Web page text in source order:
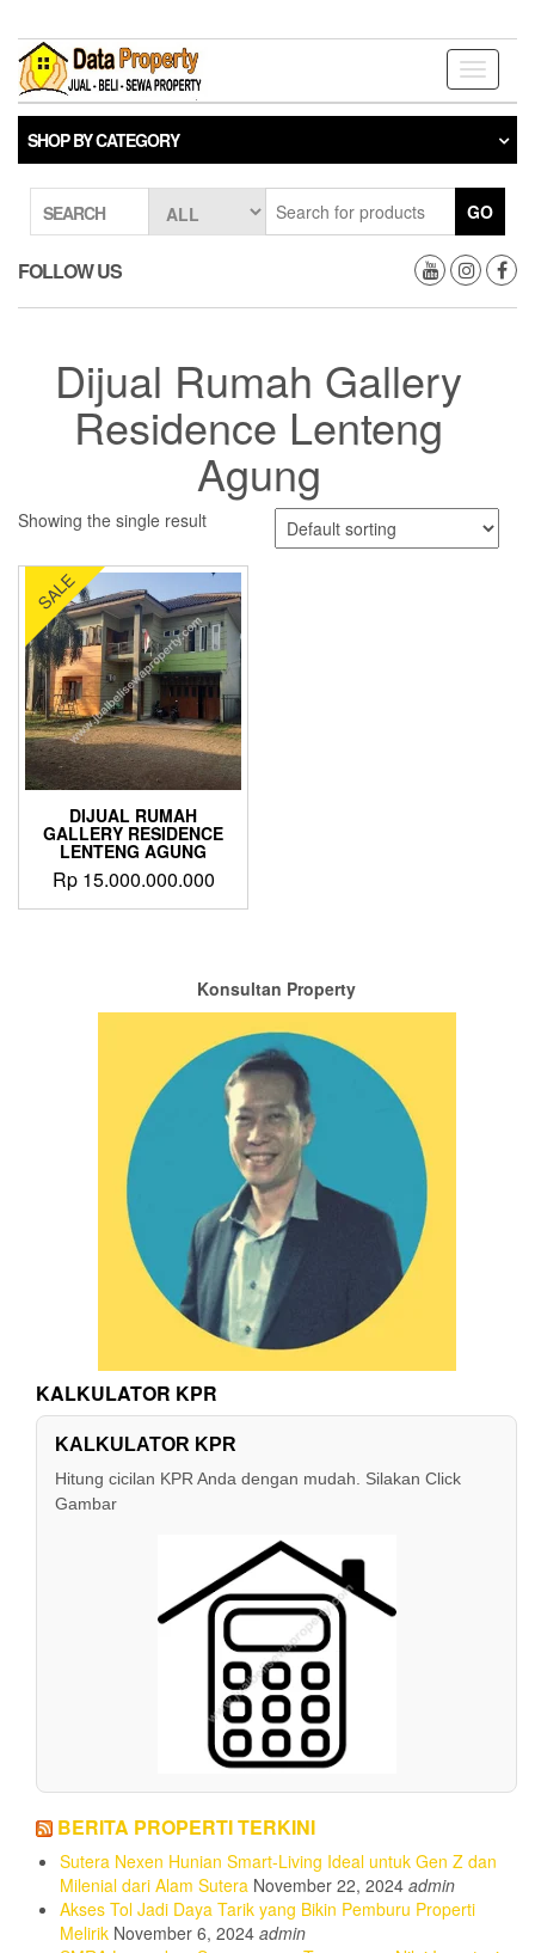
the
content
Toggle
SHOP BY CATEGORY
SEARCH GO
FOLLOW US
Dijual Rumah Gallery
Residence Lenteng
Agung
Showing the single result
SALE
DIJUAL RUMAH
GALLERY RESIDENCE
LENTENG AGUNG
Rp15.000.000.000
Konsultan Property
KALKULATOR KPR
KALKULATOR KPR
Hitung cicilan KPR Anda dengan mudah. Silakan Click
Gambar
BERITA PROPERTI TERKINI
Sutera Nexen Hunian Smart-Living Ideal untuk Gen Z dan
Milenial dari Alam Sutera November 22, 2024 admin
Akses Tol Jadi Daya Tarik yang Bikin Pemburu Properti
Melirik November 6, 2024 admin